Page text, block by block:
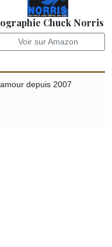
Chuck Norris
Voir sur Amazon
depuis 2007